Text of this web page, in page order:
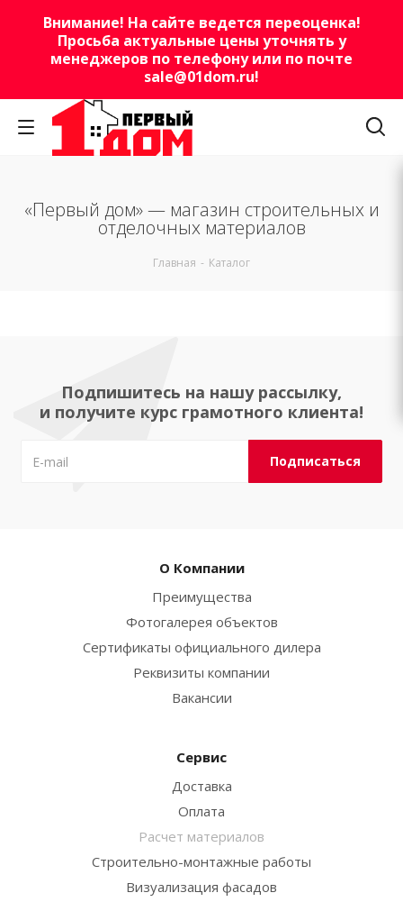
Внимание! На сайте ведется переоценка!
Просьба актуальные цены уточнять у
менеджеров по телефону или по почте
sale@01dom.ru!
«Первый дом» — магазин строительных и
отделочных материалов
Главная - Каталог
Подпишитесь на нашу рассылку,
и получите курс грамотного клиента!
О Компании
Преимущества
Фотогалерея объектов
Сертификаты официального дилера
Реквизиты компании
Вакансии
Сервис
Доставка
Оплата
Расчет материалов
Строительно-монтажные работы
Визуализация фасадов